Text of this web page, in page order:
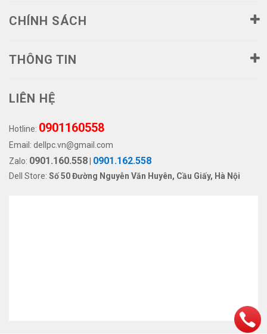
CHÍNH SÁCH
THÔNG TIN
LIÊN HỆ
Hotline: 0901160558
Email: dellpc.vn@gmail.com
Zalo: 0901.160.558 0901.162.558
Dell Store: Số 50 Đường Nguyễn Văn Huyên, Cầu Giấy, Hà Nội